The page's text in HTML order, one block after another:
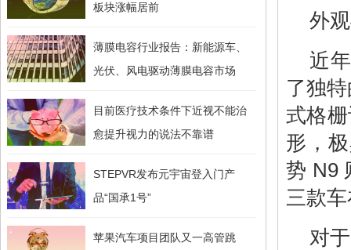
外
近
了独
式格
形，
势 N9
三款
对
板块涨幅居前
薄膜电容行业报告：新能源车、
光伏、风电驱动薄膜电容市场
目前医疗技术条件下近视不能治
愈提升视力的说法不靠谱
STEPVR发布元宇宙登入门产
品“国承1号”
苹果汽车项目团队又一高管跳